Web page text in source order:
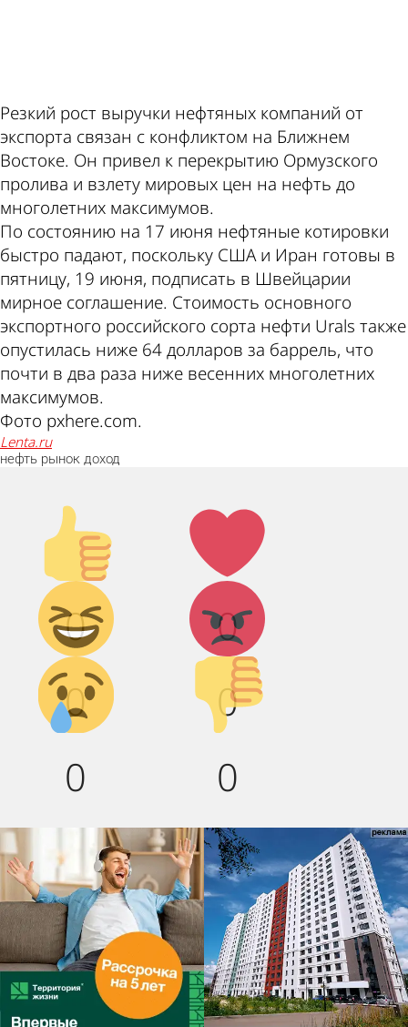
Резкий рост выручки нефтяных компаний от
экспорта связан с конфликтом на Ближнем
Востоке. Он привел к перекрытию Ормузского
пролива и взлету мировых цен на нефть до
многолетних максимумов.
По состоянию на 17 июня нефтяные котировки
быстро падают, поскольку США и Иран готовы в
пятницу, 19 июня, подписать в Швейцарии
мирное соглашение. Стоимость основного
экспортного российского сорта нефти Urals также
опустилась ниже 64 долларов за баррель, что
почти в два раза ниже весенних многолетних
максимумов.
Фото pxhere.com.
lenta.ru
нефть рынок доход
Палец
вверх!
0
Лайк!
0
Дикий
смех!
0
Агрессия!
0
Грусть :(
0
Палец
вниз!
0